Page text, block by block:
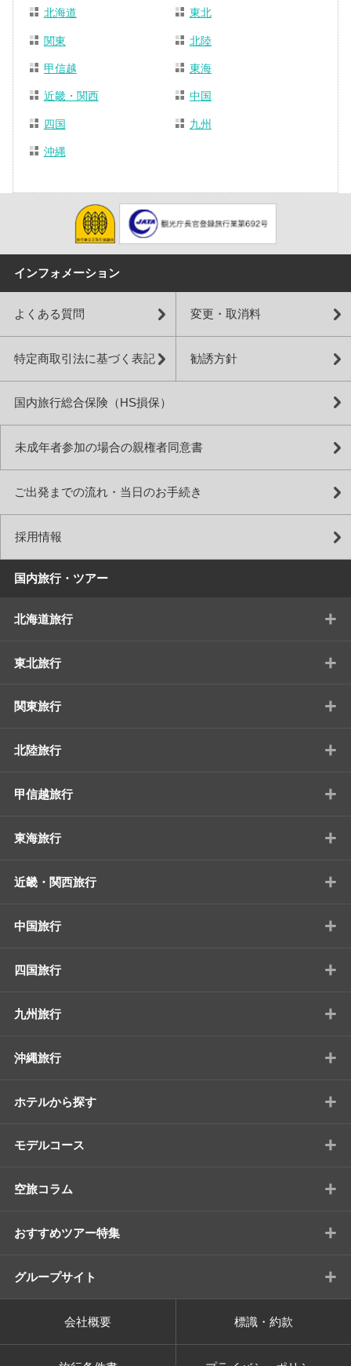
北海道 東北
関東 北陸
甲信越 東海
近畿・関西 中国
四国 九州
沖縄
インフォメーション
よくある質問 変更・取消料
特定商取引法に基づく表記 勧誘方針
国内旅行総合保険（HS損保）
未成年者参加の場合の親権者同意書
ご出発までの流れ・当日のお手続き
採用情報
国内旅行・ツアー
北海道旅行 +
東北旅行 +
関東旅行 +
北陸旅行 +
甲信越旅行 +
東海旅行 +
近畿・関西旅行 +
中国旅行 +
四国旅行 +
九州旅行 +
沖縄旅行 +
ホテルから探す +
モデルコース +
空旅コラム +
おすすめツアー特集 +
グループサイト +
会社概要 標識・約款